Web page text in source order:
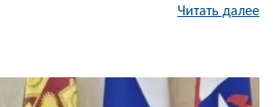
Читать далее